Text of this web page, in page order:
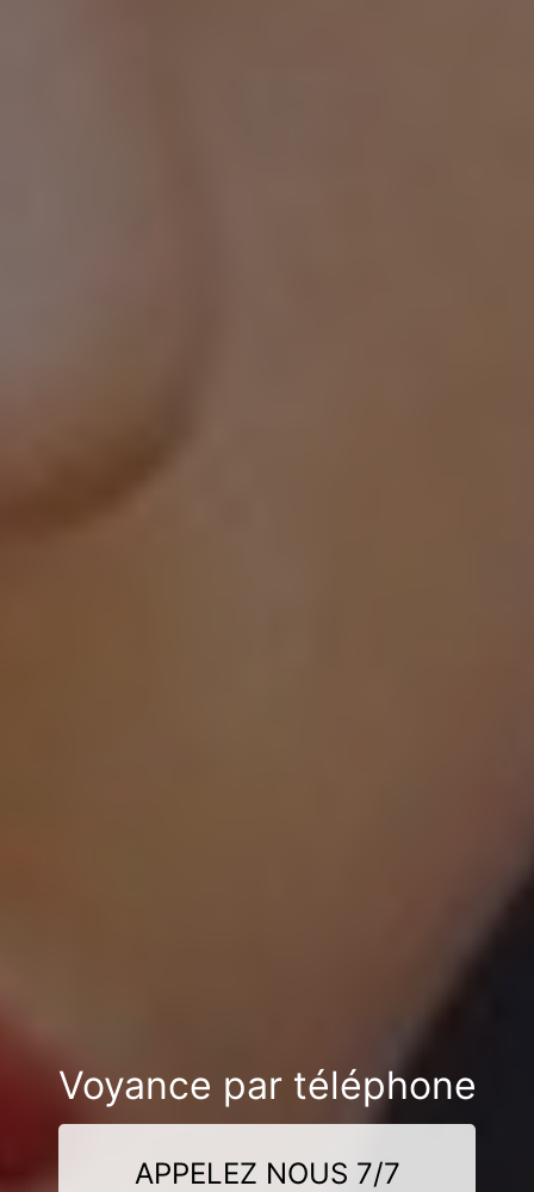
Voyance par téléphone
APPELEZ NOUS 7/7